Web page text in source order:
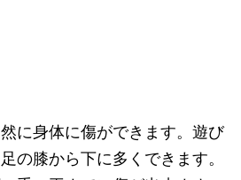
に身体に傷ができます。遊び
の膝から下に多くできます。